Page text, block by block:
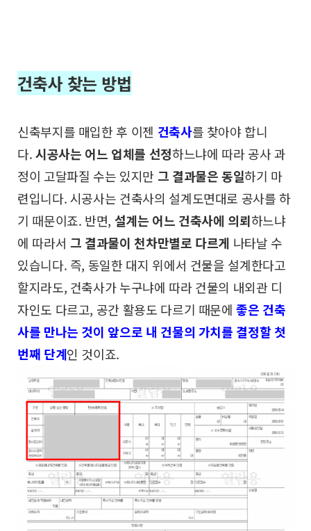
건축사 찾는 방법
신축부지를 매입한 후 이젠 건축사를 찾아야 합니
다.시공사는 어느 업체를 선정하느냐에 따라 공사 과
정이 고달파질 수는 있지만 그 결과물은 동일하기 마
련입니다.시공사는 건축사의 설계도면대로 공사를 하
기 때문이죠. 반면, 설계는 어느 건축사에 의뢰하느냐
에 따라서 그 결과물이 천차만별로 다르게 나타날 수
있습니다. 즉, 동일한 대지 위에서 건물을 설계한다고
할지라도, 건축사가 누구냐에 따라 건물의 내외관 디
자인도 다르고, 공간 활용도 다르기 때문에 좋은 건축
사를 만나는 것이 앞으로 내 건물의 가치를 결정할 첫
번째 단계인 것이죠.